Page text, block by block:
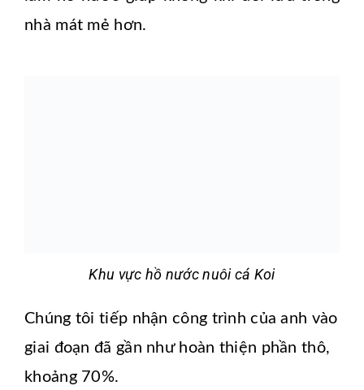
nhà mát mẻ hơn.
Khu vực hồ nước nuôi cá Koi
Chúng tôi tiếp nhận công trình của anh vào
giai đoạn đã gần như hoàn thiện phần thô,
khoảng 70%.